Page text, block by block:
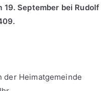
September bei Rudolf
der Heimatgemeinde